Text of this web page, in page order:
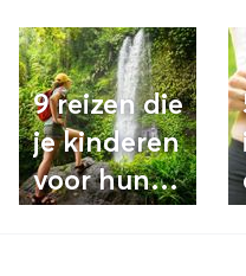
9 reizen die
je kinderen
voor hun